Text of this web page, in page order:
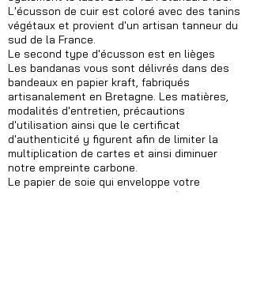
L'écusson de cuir est coloré avec des tanins
végétaux et provient d'un artisan tanneur du
sud de la France.
Le second type d'écusson est en lièges
Les bandanas vous sont délivrés dans des
bandeaux en papier kraft, fabriqués
artisanalement en Bretagne. Les matières,
modalités d'entretien, précautions
d'utilisation ainsi que le certificat
d'authenticité y figurent afin de limiter la
multiplication de cartes et ainsi diminuer
notre empreinte carbone.
Le papier de soie qui enveloppe votre
bandana est fabriqué dans la Drôme.